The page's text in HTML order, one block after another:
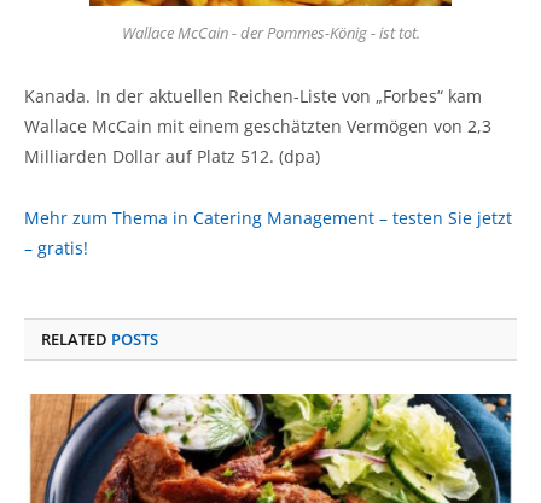
Wallace McCain - der Pommes-König - ist tot.
Kanada. In der aktuellen Reichen-Liste von „Forbes“ kam
Wallace McCain mit einem geschätzten Vermögen von 2,3
Milliarden Dollar auf Platz 512. (dpa)
Mehr zum Thema in Catering Management – testen Sie jetzt
– gratis!
RELATED POSTS